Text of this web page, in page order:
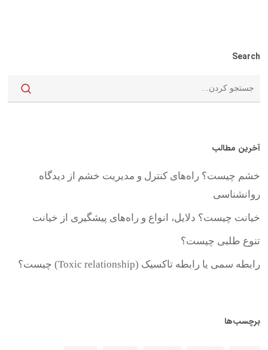
Search
آخرین مطالب
خشم چیست؟ راه‌های کنترل و مدیریت خشم از دیدگاه
روانشناسی
خیانت چیست؟ دلایل، انواع و راه‌های پیشگیری از خیانت
تنوع طلبی چیست؟
رابطه سمی یا رابطه تاکسیک (Toxic relationship) چیست؟
برچسب‌ها